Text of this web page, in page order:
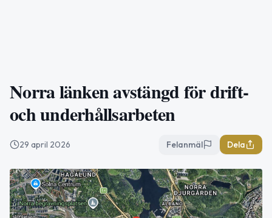
Norra länken avstängd för drift-
och underhållsarbeten
29 april 2026 Felanmäl Dela